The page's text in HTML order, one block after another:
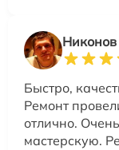
Никонов
Быстро,
Ремонт
отлично.
мастерскую.